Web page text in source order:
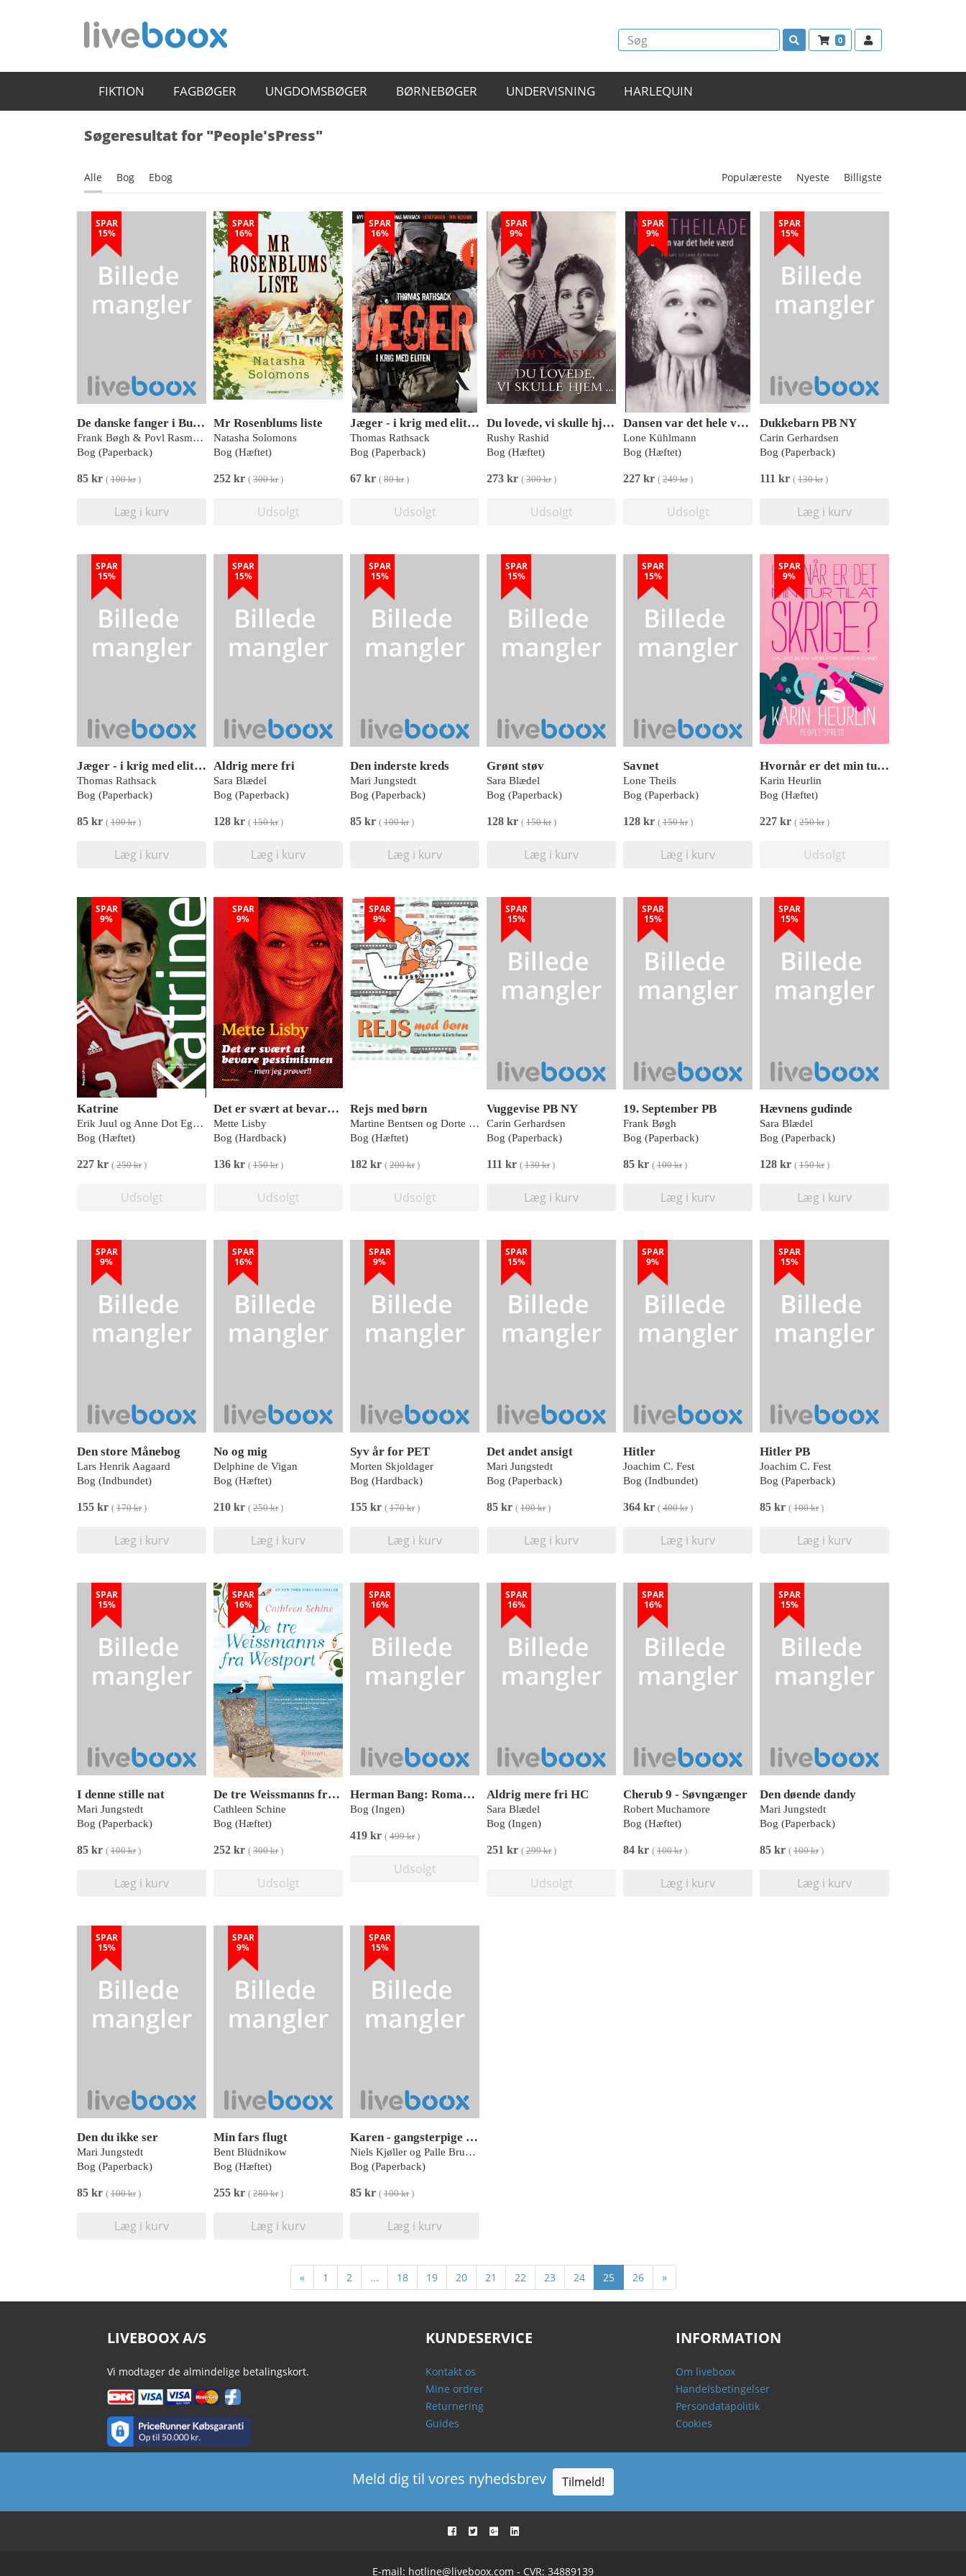
0
FIKTION FAGBØGER UNGDOMSBØGER BØRNEBØGER UNDERVISNING HARLEQUIN
Søgeresultat for "People'sPress"
Alle Bog Ebog Populæreste Nyeste Billigste
SPAR
15%
De danske fanger i Buchenwald PB
Frank Bøgh & Povl Rasmussen
Bog (Paperback)
85 kr ( 100 kr)
Læg i kurv
SPAR
16%
Mr Rosenblums liste
Natasha Solomons
Bog (Hæftet)
252 kr ( 300 kr)
Udsolgt
SPAR
16%
Jæger - i krig med eliten PRICE
Thomas Rathsack
Bog (Paperback)
67 kr ( 80 kr)
Udsolgt
SPAR
9%
Du lovede, vi skulle hjem
Rushy Rashid
Bog (Hæftet)
273 kr ( 300 kr)
Udsolgt
SPAR
9%
Dansen var det hele værd
Lone Kühlmann
Bog (Hæftet)
227 kr ( 249 kr)
Udsolgt
SPAR
15%
Dukkebarn PB NY
Carin Gerhardsen
Bog (Paperback)
111 kr ( 130 kr)
Læg i kurv
SPAR
15%
Jæger - i krig med eliten PB
Thomas Rathsack
Bog (Paperback)
85 kr ( 100 kr)
Læg i kurv
SPAR
15%
Aldrig mere fri
Sara Blædel
Bog (Paperback)
128 kr ( 150 kr)
Læg i kurv
SPAR
15%
Den inderste kreds
Mari Jungstedt
Bog (Paperback)
85 kr ( 100 kr)
Læg i kurv
SPAR
15%
Grønt støv
Sara Blædel
Bog (Paperback)
128 kr ( 150 kr)
Læg i kurv
SPAR
15%
Savnet
Lone Theils
Bog (Paperback)
128 kr ( 150 kr)
Læg i kurv
SPAR
9%
Hvornår er det min tur til at skrige?
Karin Heurlin
Bog (Hæftet)
227 kr ( 250 kr)
Udsolgt
SPAR
9%
Katrine
Erik Juul og Anne Dot Eggers Nielsen
Bog (Hæftet)
227 kr ( 250 kr)
Udsolgt
SPAR
9%
Det er svært at bevare pessimismen... men jeg prøver!!
Mette Lisby
Bog (Hardback)
136 kr ( 150 kr)
Udsolgt
SPAR
9%
Rejs med børn
Martine Bentsen og Dorte Hansen
Bog (Hæftet)
182 kr ( 200 kr)
Udsolgt
SPAR
15%
Vuggevise PB NY
Carin Gerhardsen
Bog (Paperback)
111 kr ( 130 kr)
Læg i kurv
SPAR
15%
19. September PB
Frank Bøgh
Bog (Paperback)
85 kr ( 100 kr)
Læg i kurv
SPAR
15%
Hævnens gudinde
Sara Blædel
Bog (Paperback)
128 kr ( 150 kr)
Læg i kurv
SPAR
9%
Den store Månebog
Lars Henrik Aagaard
Bog (Indbundet)
155 kr ( 170 kr)
Læg i kurv
SPAR
16%
No og mig
Delphine de Vigan
Bog (Hæftet)
210 kr ( 250 kr)
Læg i kurv
SPAR
9%
Syv år for PET
Morten Skjoldager
Bog (Hardback)
155 kr ( 170 kr)
Læg i kurv
SPAR
15%
Det andet ansigt
Mari Jungstedt
Bog (Paperback)
85 kr ( 100 kr)
Læg i kurv
SPAR
9%
Hitler
Joachim C. Fest
Bog (Indbundet)
364 kr ( 400 kr)
Læg i kurv
SPAR
15%
Hitler PB
Joachim C. Fest
Bog (Paperback)
85 kr ( 100 kr)
Læg i kurv
SPAR
15%
I denne stille nat
Mari Jungstedt
Bog (Paperback)
85 kr ( 100 kr)
Læg i kurv
SPAR
16%
De tre Weissmanns fra Westport
Cathleen Schine
Bog (Hæftet)
252 kr ( 300 kr)
Udsolgt
SPAR
16%
Herman Bang: Romaner 1-5
Bog (Ingen)
419 kr ( 499 kr)
Udsolgt
SPAR
16%
Aldrig mere fri HC
Sara Blædel
Bog (Ingen)
251 kr ( 299 kr)
Udsolgt
SPAR
16%
Cherub 9 - Søvngænger
Robert Muchamore
Bog (Hæftet)
84 kr ( 100 kr)
Læg i kurv
SPAR
15%
Den døende dandy
Mari Jungstedt
Bog (Paperback)
85 kr ( 100 kr)
Læg i kurv
SPAR
15%
Den du ikke ser
Mari Jungstedt
Bog (Paperback)
85 kr ( 100 kr)
Læg i kurv
SPAR
9%
Min fars flugt
Bent Blüdnikow
Bog (Hæftet)
255 kr ( 280 kr)
Læg i kurv
SPAR
15%
Karen - gangsterpige under besættelsen PB
Niels Kjøller og Palle Bruus-Jensen
Bog (Paperback)
85 kr ( 100 kr)
Læg i kurv
« 1 2 ... 18 19 20 21 22 23 24 25 26 »
LIVEBOOX A/S
Vi modtager de almindelige betalingskort.
KUNDESERVICE
Kontakt os
Mine ordrer
Returnering
Guides
INFORMATION
Om liveboox
Handelsbetingelser
Persondatapolitik
Cookies
Meld dig til vores nyhedsbrev Tilmeld!
E-mail: hotline@liveboox.com - CVR: 34889139